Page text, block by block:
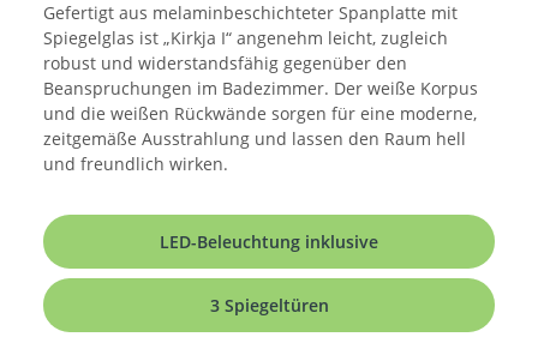
Gefertigt aus melaminbeschichteter Spanplatte mit
Spiegelglas ist „Kirkja I“ angenehm leicht, zugleich
robust und widerstandsfähig gegenüber den
Beanspruchungen im Badezimmer. Der weiße Korpus
und die weißen Rückwände sorgen für eine moderne,
zeitgemäße Ausstrahlung und lassen den Raum hell
und freundlich wirken.
LED-Beleuchtung inklusive
3 Spiegeltüren